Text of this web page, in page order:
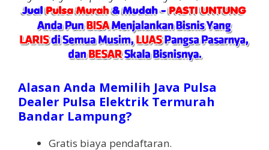
Alasan Anda Memilih Java Pulsa
Dealer Pulsa Elektrik Termurah
Bandar Lampung?
Gratis biaya pendaftaran.